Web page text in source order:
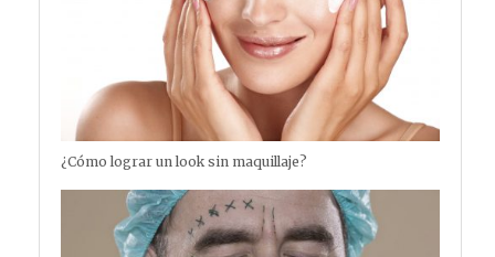
¿Cómo lograr un look sin maquillaje?